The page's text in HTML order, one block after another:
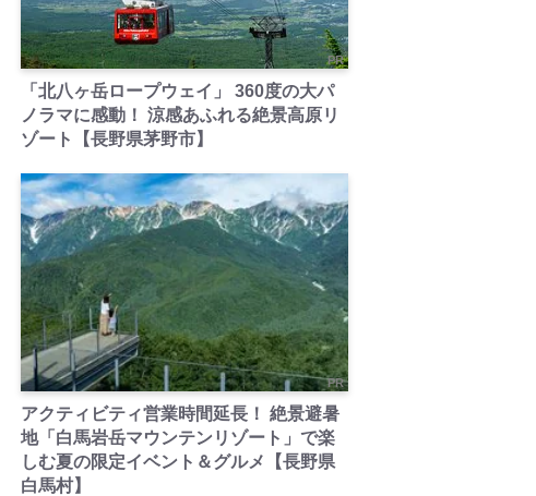
PR
「北八ヶ岳ロープウェイ」 360度の大パ
ノラマに感動！ 涼感あふれる絶景高原リ
ゾート【長野県茅野市】
PR
アクティビティ営業時間延長！ 絶景避暑
地「白馬岩岳マウンテンリゾート」で楽
しむ夏の限定イベント＆グルメ【長野県
白馬村】